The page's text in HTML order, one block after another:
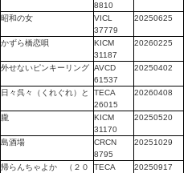
8810
昭和の女
VICL
37779
20250625
かずら橋恋唄
KICM
31187
20260225
外せないピンキーリング AVCD
61537
20250402
日々呉々（くれぐれ）と
TECA
26015
20260408
朧
KICM
31170
20250520
島酒場
CRCN
8795
20251029
帰らんちゃよか （２０
TECA
20250917